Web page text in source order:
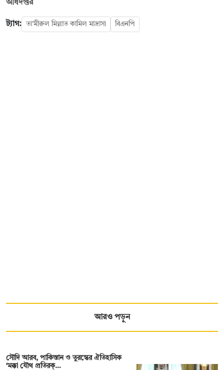
অধিদপ্তর
ট্যাগ: তা’মীরুল মিল্লাত কামিল মাদ্রাসা বিএনপি
আরও পড়ুন
সৌদি আরব, পাকিস্তান ও তুরস্কের ঐতিহাসিক
‘মক্কা যৌথ প্রতিরক্…